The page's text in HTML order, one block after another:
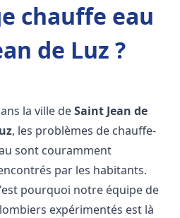
chauffe eau
de Luz ?
la ville deSaint Jean de
, les problèmes de chauffe-
sont couramment
par les habitants.
pourquoi notre équipe de
expérimentés est là